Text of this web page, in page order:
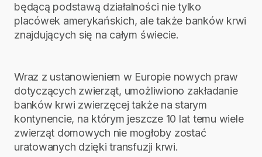
będącą podstawą działalności nie tylko
placówek amerykańskich, ale także banków krwi
znajdujących się na całym świecie.
Wraz z ustanowieniem w Europie nowych praw
dotyczących zwierząt, umożliwiono zakładanie
banków krwi zwierzęcej także na starym
kontynencie, na którym jeszcze 10 lat temu wiele
zwierząt domowych nie mogłoby zostać
uratowanych dzięki transfuzji krwi.